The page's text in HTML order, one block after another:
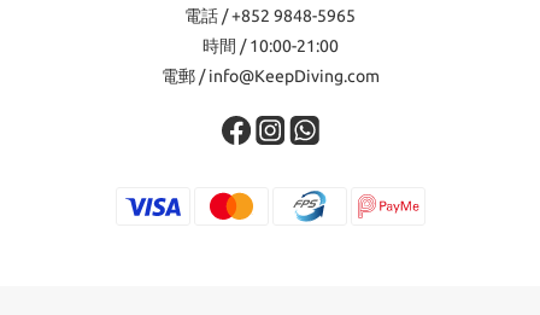
電話 / +852 9848-5965
時間 / 10:00-21:00
電郵 / info@KeepDiving.com